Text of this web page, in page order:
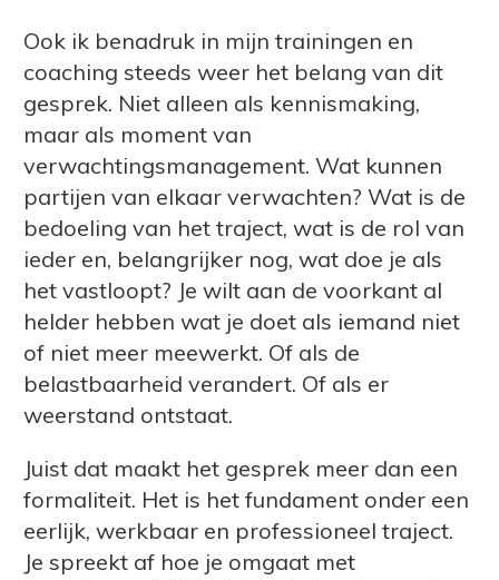
Ook ik benadruk in mijn trainingen en
coaching steeds weer het belang van dit
gesprek. Niet alleen als kennismaking,
maar als moment van
verwachtingsmanagement. Wat kunnen
partijen van elkaar verwachten? Wat is de
bedoeling van het traject, wat is de rol van
ieder en, belangrijker nog, wat doe je als
het vastloopt? Je wilt aan de voorkant al
helder hebben wat je doet als iemand niet
of niet meer meewerkt. Of als de
belastbaarheid verandert. Of als er
weerstand ontstaat.
Juist dat maakt het gesprek meer dan een
formaliteit. Het is het fundament onder een
eerlijk, werkbaar en professioneel traject.
Je spreekt af hoe je omgaat met